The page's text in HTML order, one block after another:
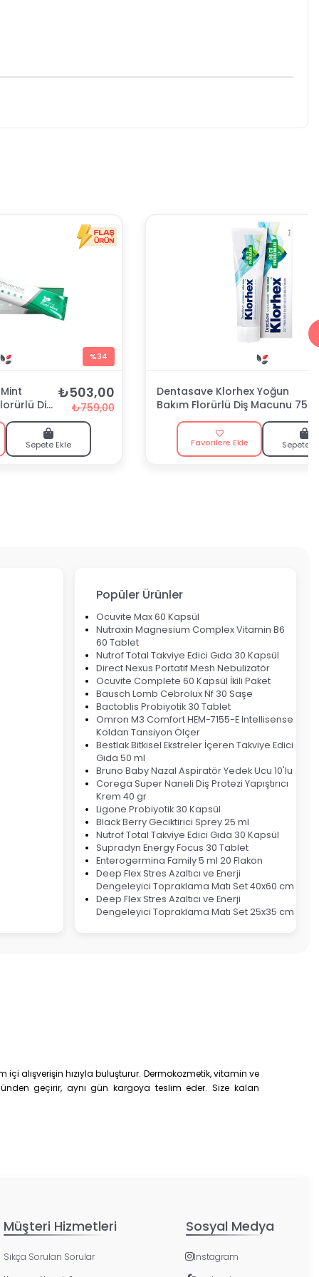
%34
Diş
₺503,00
₺759,00
Sepete Ekle
Dentasave Klorhex Yoğun
Bakım Florürlü Diş Macunu 75
Favorilere Ekle Sepete
Popüler Ürünler
Ocuvite Max 60 Kapsül
Nutraxin Magnesium Complex Vitamin B6
60 Tablet
Nutrof Total Takviye Edici Gıda 30 Kapsül
Direct Nexus Portatif Mesh Nebulizatör
Ocuvite Complete 60 Kapsül İkili Paket
Bausch Lomb Cebrolux Nf 30 Saşe
Bactoblis Probiyotik 30 Tablet
Omron M3 Comfort HEM-7155-E Intellisense
Koldan Tansiyon Ölçer
Bestlak Bitkisel Ekstreler İçeren Takviye Edici
Gıda 50 ml
Bruno Baby Nazal Aspiratör Yedek Ucu 10'lu
Corega Super Naneli Diş Protezi Yapıştırıcı
Krem 40 gr
Ligone Probiyotik 30 Kapsül
Black Berry Geciktirici Sprey 25 ml
Nutrof Total Takviye Edici Gıda 30 Kapsül
Supradyn Energy Focus 30 Tablet
Enterogermina Family 5 ml 20 Flakon
Deep Flex Stres Azaltıcı ve Enerji
Dengeleyici Topraklama Matı Set 40x60 cm
Deep Flex Stres Azaltıcı ve Enerji
Dengeleyici Topraklama Matı Set 25x35 cm
alışverişin hızıyla buluşturur. Dermokozmetik, vitamin ve
geçirir, aynı gün kargoya teslim eder. Size kalan
Müşteri Hizmetleri
Sıkça Sorulan Sorular
Sosyal Medya
Instagram